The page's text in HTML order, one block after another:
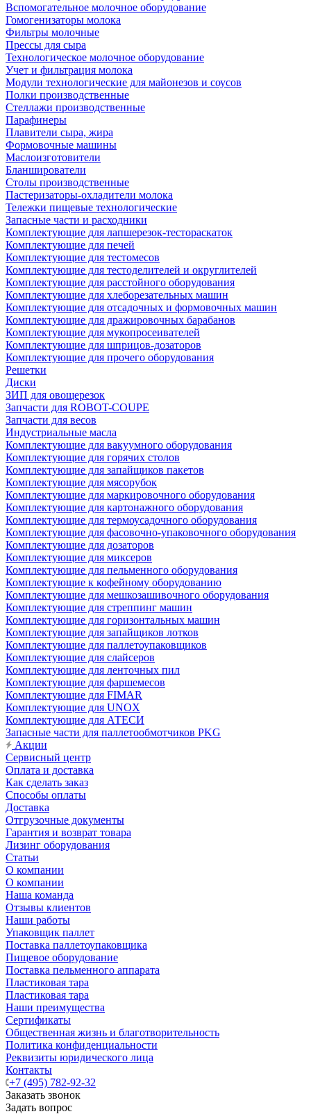
Вспомогательное молочное оборудование
Гомогенизаторы молока
Фильтры молочные
Прессы для сыра
Технологическое молочное оборудование
Учет и фильтрация молока
Модули технологические для майонезов и соусов
Полки производственные
Стеллажи производственные
Парафинеры
Плавители сыра, жира
Формовочные машины
Маслоизготовители
Бланширователи
Столы производственные
Пастеризаторы-охладители молока
Тележки пищевые технологические
Запасные части и расходники
Комплектующие для лапшерезок-тестораскаток
Комплектующие для печей
Комплектующие для тестомесов
Комплектующие для тестоделителей и округлителей
Комплектующие для расстойного оборудования
Комплектующие для хлеборезательных машин
Комплектующие для отсадочных и формовочных машин
Комплектующие для дражировочных барабанов
Комплектующие для мукопросеивателей
Комплектующие для шприцов-дозаторов
Комплектующие для прочего оборудования
Решетки
Диски
ЗИП для овощерезок
Запчасти для ROBOT-COUPE
Запчасти для весов
Индустриальные масла
Комплектующие для вакуумного оборудования
Комплектующие для горячих столов
Комплектующие для запайщиков пакетов
Комплектующие для мясорубок
Комплектующие для маркировочного оборудования
Комплектующие для картонажного оборудования
Комплектующие для термоусадочного оборудования
Комплектующие для фасовочно-упаковочного оборудования
Комплектующие для дозаторов
Комплектующие для миксеров
Комплектующие для пельменного оборудования
Комплектующие к кофейному оборудованию
Комплектующие для мешкозашивочного оборудования
Комплектующие для стреппинг машин
Комплектующие для горизонтальных машин
Комплектующие для запайщиков лотков
Комплектующие для паллетоупаковщиков
Комплектующие для слайсеров
Комплектующие для ленточных пил
Комплектующие для фаршемесов
Комплектующие для FIMAR
Комплектующие для UNOX
Комплектующие для АТЕСИ
Запасные части для паллетообмотчиков PKG
Акции
Сервисный центр
Оплата и доставка
Как сделать заказ
Способы оплаты
Доставка
Отгрузочные документы
Гарантия и возврат товара
Лизинг оборудования
Статьи
О компании
О компании
Наша команда
Отзывы клиентов
Наши работы
Упаковщик паллет
Поставка паллетоупаковщика
Пищевое оборудование
Поставка пельменного аппарата
Пластиковая тара
Пластиковая тара
Наши преимущества
Сертификаты
Общественная жизнь и благотворительность
Политика конфиденциальности
Реквизиты юридического лица
Контакты
+7 (495) 782-92-32
Заказать звонок
Задать вопрос